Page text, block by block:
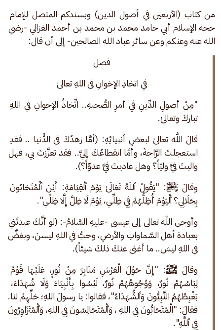
من كتاب (الأربعين في أصول الدين) وبسندكم المتصل للإمام
حجة الإسلام أبي حامد محمد بن محمد بن أحمد الغزالي -رضي
الله عنه وعنكم وعن سائر عباد الله الصالحين- إلى أن قال:
فصل
في اتخاذِ الإخوانِ في اللهِ تعالىٰ
"مِنْ أصولِ الدِّينِ في أمرِ الصُّحبةِ.. اتِّخاذُ الإخوانِ في اللهِ
تباركَ وتعالىٰ.
قالَ اللّٰه تعالىٰ لبعضِ أنبيائِهِ: (أمَّا زهدُكَ في الدُّنيا .. فقدِ
استعجلتَ الرَّاحةَ، وأمَّا انقطاعُكَ إليَّ.. فقد تعزَّزتَ بي، فهل
واليتَ فيَّ وليّاً؟ وهل عاديتَ فيَّ عدوّاً؟).
وقالَ ﷺ: "يَقُولُ ٱللَهُ تَعَالَىٰ يَوْمَ ٱلْقِيَامَةِ: أَيْنَ ٱلْمُتَحَابُونَ
بِجَلَالِي؟ ٱلْيَوْمَ أُظِلُّهُمْ فِي ظِلِّي، يَوْمَ لَا ظِلَّ إِلَّا ظِلِّي".
وأوحى اللّه تعالى إلى عيسى -عليهِ السَّلامُ-: (لو أنَّكَ عبدتَني
بعبادة أهل السَّماواتِ والأرضِ، وحبُّ في اللهِ ليسنَ، وبغضٌ
في اللهِ ليسَ.. ما أغنى عنكَ ذلكَ شيئاً).
وقالَ ﷺ: "إِنَّ حَوْلَ الْعَرْشِ مَنَابِرَ مِنْ نُورٍ، عَلَيْهَا قَوْمٌ
لِبَاسُهُمْ نُورٌ، وَوُجُوهُهُمْ نُورٌ، لَيْسُوا بِأَنْبِيَاءَ وَلَا شُهَدَاءَ،
بَغْبِطُهُمُ النَّبِيُّونَ وَٱلشُّهَدَاءُ"، فقالوا: يا رسولَ اللهِ؛ حَلِّهِمْ لنا.
فقالَ: "الْمُتَحَابُّونَ فِي اللهِ ، وَٱلْمُتَجَالِسُونَ فِي اللهِ، وَٱلْمُتَزَاوِرُونَ
فِي ٱللَّهِ".